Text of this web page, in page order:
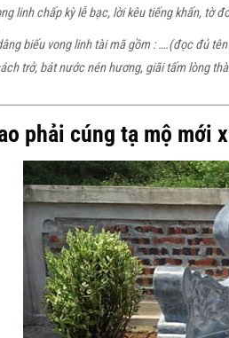
linh chấp kỳ lễ bạc, lời kêu tiếng khấn, tờ
biếu vong linh tài mã gồm : ….(đọc đủ
trở, bát nước nén hương, giãi tấm lòng
phải cúng tạ mộ mới